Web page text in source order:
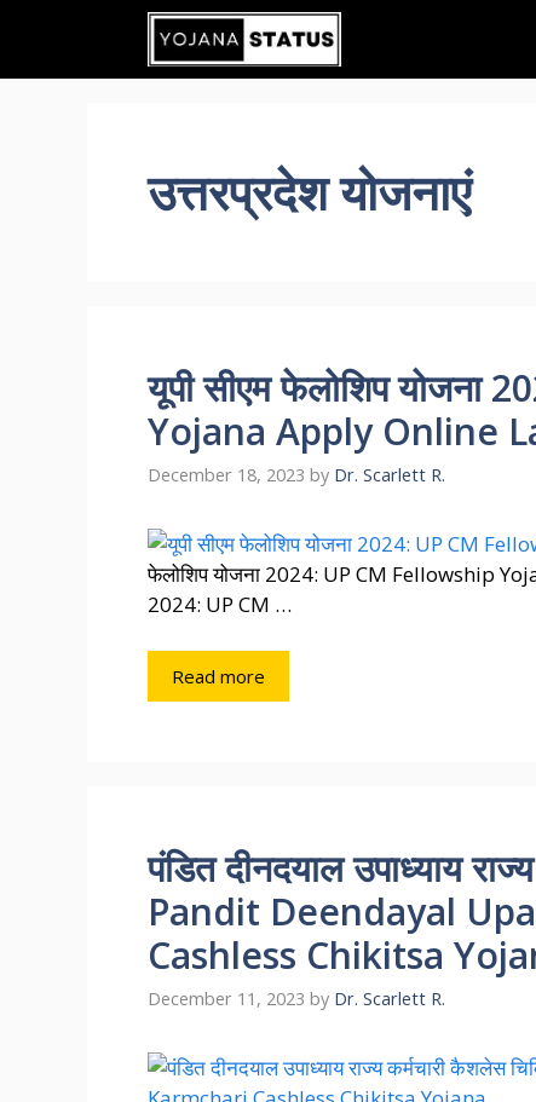
content
उत्तरप्रदेश योजनाएं
यूपी सीएम फेलोशिप योजना
Yojana Apply Online
December 18, 2023 by Dr. Scarlett R.
फेलोशिप योजना 2024: UP CM Fellowship
2024: UP CM …
Read more
पंडित दीनदयाल उपाध्याय
Pandit Deendayal
Cashless Chikitsa
December 11, 2023 by Dr. Scarlett R.